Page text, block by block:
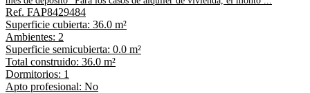
Ref. FAP8429484
Superficie cubierta: 36.0 m²
Ambientes: 2
Superficie semicubierta: 0.0 m²
Total construido: 36.0 m²
Dormitorios: 1
Apto profesional: No